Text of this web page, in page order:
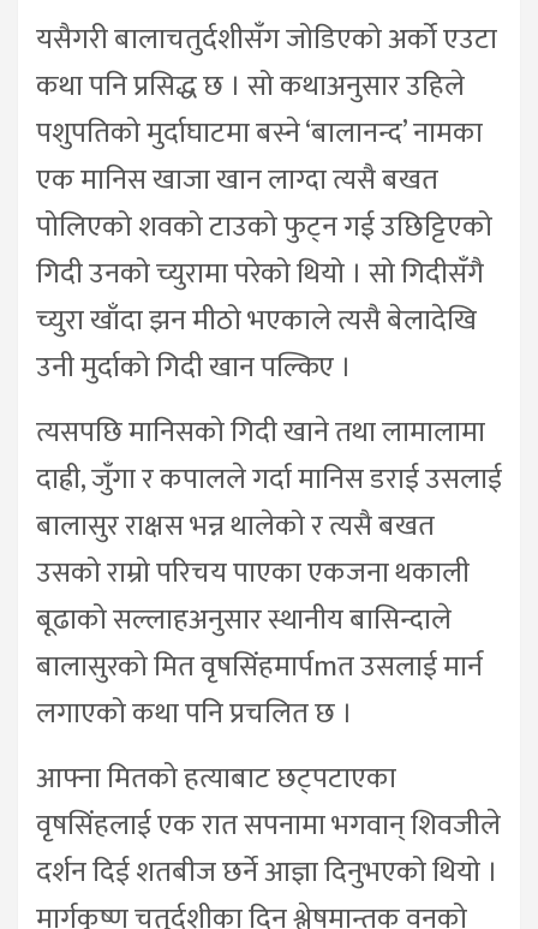
यसैगरी बालाचतुर्दशीसँग जोडिएको अर्को एउटा
कथा पनि प्रसिद्ध छ । सो कथाअनुसार उहिले
पशुपतिको मुर्दाघाटमा बस्ने ‘बालानन्द’ नामका
एक मानिस खाजा खान लाग्दा त्यसै बखत
पोलिएको शवको टाउको फुट्न गई उछिट्टिएको
गिदी उनको च्युरामा परेको थियो । सो गिदीसँगै
च्युरा खाँदा झन मीठो भएकाले त्यसै बेलादेखि
उनी मुर्दाको गिदी खान पल्किए ।
त्यसपछि मानिसको गिदी खाने तथा लामालामा
दाह्री, जुँगा र कपालले गर्दा मानिस डराई उसलाई
बालासुर राक्षस भन्न थालेको र त्यसै बखत
उसको राम्रो परिचय पाएका एकजना थकाली
बूढाको सल्लाहअनुसार स्थानीय बासिन्दाले
बालासुरको मित वृषसिंहमार्पmत उसलाई मार्न
लगाएको कथा पनि प्रचलित छ ।
आफ्ना मितको हत्याबाट छट्पटाएका
वृषसिंहलाई एक रात सपनामा भगवान् शिवजीले
दर्शन दिई शतबीज छर्ने आज्ञा दिनुभएको थियो ।
मार्गकृष्ण चतुर्दशीका दिन श्लेषमान्तक वनको